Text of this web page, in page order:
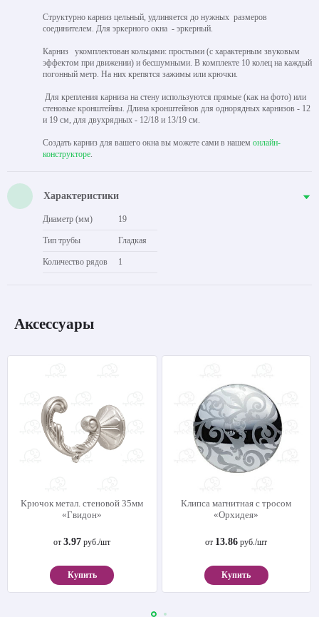
Структурно карниз цельный, удлиняется до нужных размеров
соединителем. Для эркерного окна - эркерный.
Карниз укомплектован кольцами: простыми (с характерным звуковым
эффектом при движении) и бесшумными. В комплекте 10 колец на каждый
погонный метр. На них крепятся зажимы или крючки.
Для крепления карниза на стену используются прямые (как на фото) или
стеновые кронштейны. Длина кронштейнов для однорядных карнизов - 12
и 19 см, для двухрядных - 12/18 и 13/19 см.
Создать карниз для вашего окна вы можете сами в нашем онлайн-
конструкторе.
Характеристики
Диаметр (мм) 19
Тип трубы Гладкая
Количество рядов 1
Аксессуары
Крючок метал. стеновой 35мм
«Гвидон»
от3.97 руб./шт
Купить
Клипса магнитная с тросом
«Орхидея»
от 13.86 руб./шт
Купить